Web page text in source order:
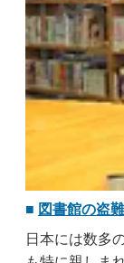
図書館の盗
日本には数多